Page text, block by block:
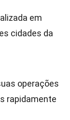
em
cidades da
operações
rapidamente